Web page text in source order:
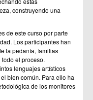
construyendo una
de este curso por parte
Los participantes han
la pedanía, familias
el proceso.
lenguajes artísticos
bien común. Para ello ha
de los monitores